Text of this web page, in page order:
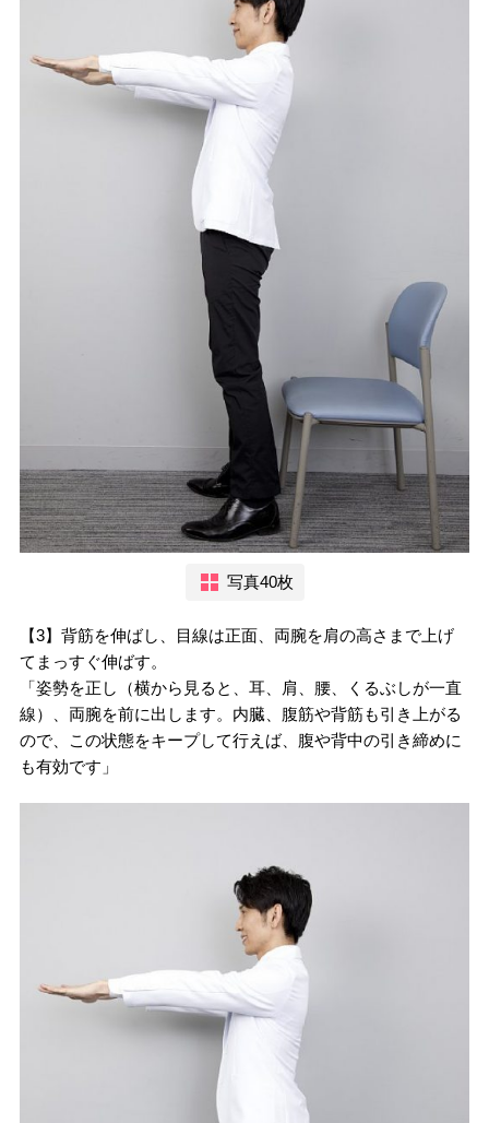
写真40枚
【3】背筋を伸ばし、目線は正面、両腕を肩の高さまで上げ
てまっすぐ伸ばす。
「姿勢を正し（横から見ると、耳、肩、腰、くるぶしが一直
線）、両腕を前に出します。内臓、腹筋や背筋も引き上がる
ので、この状態をキープして行えば、腹や背中の引き締めに
も有効です」